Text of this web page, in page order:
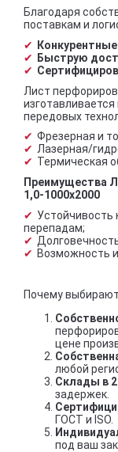
Благодаря
поставкам и
Быструю
Лист
передовых
Фрезерная и
Лазерная/
Термическая
Преимущества
1,0-1000х2000
Устойчивость
перепадам;
Возможность
Почему
цене
любой
Склады в
задержек.
ГОСТ и ISO.
под ваш